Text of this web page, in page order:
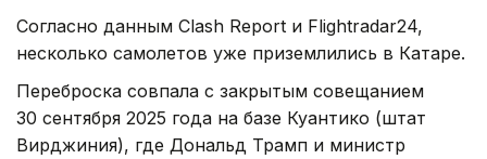
Согласно данным Clash Report и Flightradar24,
несколько самолетов уже приземлились в Катаре.
Переброска совпала с закрытым совещанием
30 сентября 2025 года на базе Куантико (штат
Вирджиния), где Дональд Трамп и министр